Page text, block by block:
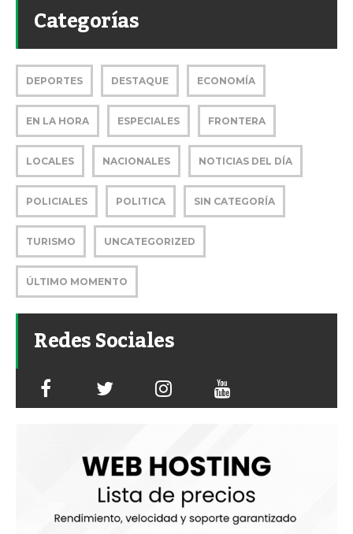
Categorías
DEPORTES DESTAQUE ECONOMÍA
EN LA HORA ESPECIALES FRONTERA
LOCALES NACIONALES NOTICIAS DEL DÍA
POLICIALES POLITICA SIN CATEGORÍA
TURISMO UNCATEGORIZED
ÚLTIMO MOMENTO
Redes Sociales